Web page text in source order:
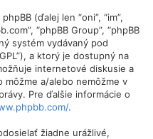
(ďalej len “oni”, “im”,
“phpBB Group”, “phpBB
systém vydávaný pod
a ktorý je dostupný na
internetové diskusie a
môžme a/alebo nemôžme v
Pre ďalšie informácie o
.
žiadne urážlivé,